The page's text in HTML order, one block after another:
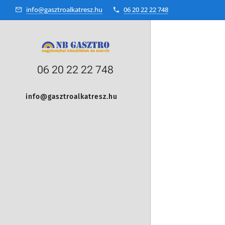
info@gasztroalkatresz.hu 06 20 22 22 748
06 20 22 22 748
info@gasztroalkatresz.hu